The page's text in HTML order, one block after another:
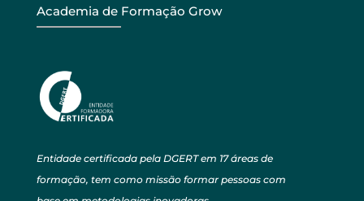
Academia de Formação Grow
Entidade certificada pela DGERT em 17 áreas de
formação, tem como missão formar pessoas com